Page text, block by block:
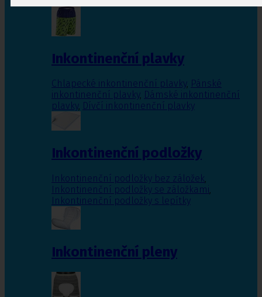
Inkontinenční plavky
Chlapecké inkontinenční plavky, Pánské
inkontinenční plavky, Dámské inkontinenční
plavky, Dívčí inkontinenční plavky
Inkontinenční podložky
Inkontinenční podložky bez záložek,
Inkontinenční podložky se záložkami,
Inkontinenční podložky s lepítky
Inkontinenční pleny